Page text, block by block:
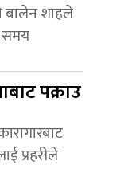
बालेन शाहले
पक्राउ
प्रहरीले